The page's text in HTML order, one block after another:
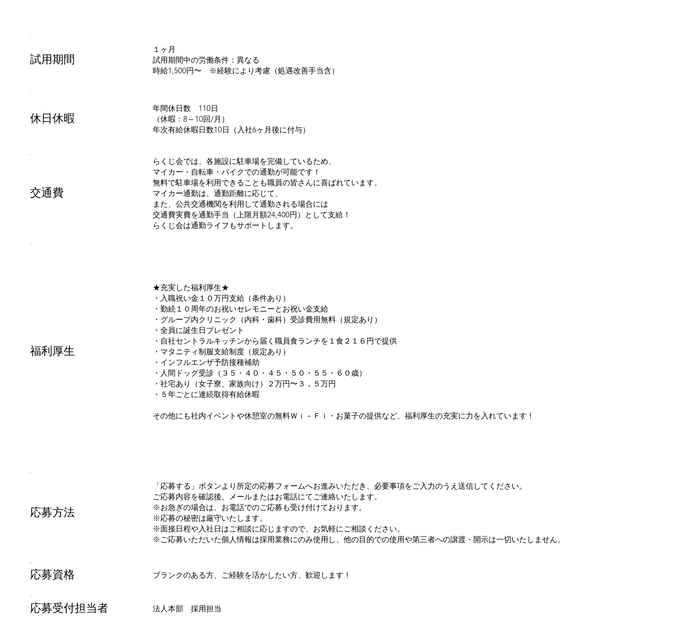
試用期間
１ヶ月
試用期間中の労働条件：異なる
時給1,500円〜 ※経験により考慮（処遇改善手当含）
休日休暇
年間休日数 110日
（休暇：8～10回/月）
年次有給休暇日数10日（入社6ヶ月後に付与）
交通費
らくじ会では、各施設に駐車場を完備しているため、
マイカー・自転車・バイクでの通勤が可能です！
無料で駐車場を利用できることも職員の皆さんに喜ばれています。
マイカー通勤は、通勤距離に応じて、
また、公共交通機関を利用して通勤される場合には
交通費実費を通勤手当（上限月額24,400円）として支給！
らくじ会は通勤ライフもサポートします。
​福利厚生
★充実した福利厚生★
・入職祝い金１０万円支給（条件あり）
・勤続１０周年のお祝いセレモニーとお祝い金支給
・グループ内クリニック（内科・歯科）受診費用無料（規定あり）
・全員に誕生日プレゼント
・自社セントラルキッチンから届く職員食ランチを１食２１６円で提供
・マタニティ制服支給制度（規定あり）
・インフルエンザ予防接種補助
・人間ドッグ受診（３５・４０・４５・５０・５５・６０歳）
・社宅あり（女子寮、家族向け）２万円〜３，５万円
・５年ごとに連続取得有給休暇
​その他にも社内イベントや休憩室の無料Ｗｉ－Ｆｉ・お菓子の提供など、福利厚生の充実に力を入れています！
応募方法
「応募する」ボタンより所定の応募フォームへお進みいただき、必要事項をご入力のうえ送信してください。
ご応募内容を確認後、メールまたはお電話にてご連絡いたします。
※お急ぎの場合は、お電話でのご応募も受け付けております。
※応募の秘密は厳守いたします。
※面接日程や入社日はご相談に応じますので、お気軽にご相談ください。
※ご応募いただいた個人情報は採用業務にのみ使用し、他の目的での使用や第三者への譲渡・開示は一切いたしません。
応募資格 ブランクのある方、ご経験を活かしたい方、歓迎します！
応募受付担当者 法人本部 採用担当